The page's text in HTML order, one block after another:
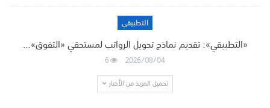
التطبيقي
«التطبيقي»: تقديم نماذج تحويل الرواتب لمستحقي «التفوق»…
2026/08/04
6
تحميل المزيد من الأخبار